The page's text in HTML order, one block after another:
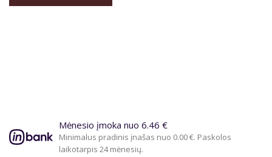
Mėnesio įmoka nuo 6.46 €
Minimalus pradinis įnašas nuo 0.00 €. Paskolos
laikotarpis 24 mėnesių.